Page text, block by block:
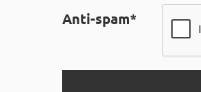
Anti-spam*